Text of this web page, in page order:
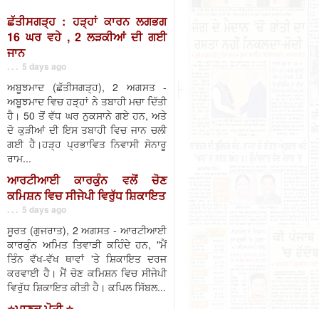
ਛੱਤੀਸਗੜ੍ਹ : ਹੜ੍ਹਾਂ ਕਾਰਨ ਲਗਭਗ
16 ਘਰ ਵਹੇ , 2 ਲੜਕੀਆਂ ਦੀ ਗਈ
ਜਾਨ
. . . 5 days ago
ਅਬੂਝਮਾਦ (ਛੱਤੀਸਗੜ੍ਹ), 2 ਅਗਸਤ -
ਅਬੂਝਮਾਦ ਵਿਚ ਹੜ੍ਹਾਂ ਨੇ ਤਬਾਹੀ ਮਚਾ ਦਿੱਤੀ
ਹੈ। 50 ਤੋਂ ਵੱਧ ਘਰ ਨੁਕਸਾਨੇ ਗਏ ਹਨ, ਅਤੇ
ਦੋ ਕੁੜੀਆਂ ਦੀ ਇਸ ਤਬਾਹੀ ਵਿਚ ਜਾਨ ਚਲੀ
ਗਈ ਹੈ।ਹੜ੍ਹ ਪ੍ਰਭਾਵਿਤ ਨਿਵਾਸੀ ਸੋਨਾਰੂ
ਰਾਮ...
ਆਰਟੀਆਈ ਕਾਰਕੁੰਨ ਵਲੋਂ ਚੋਣ
ਕਮਿਸ਼ਨ ਵਿਚ ਸੀਜੇਪੀ ਵਿਰੁੱਧ ਸ਼ਿਕਾਇਤ
. . . 5 days ago
ਸੂਰਤ (ਗੁਜਰਾਤ), 2 ਅਗਸਤ - ਆਰਟੀਆਈ
ਕਾਰਕੁੰਨ ਅਮਿਤ ਤਿਵਾੜੀ ਕਹਿੰਦੇ ਹਨ, "ਮੈਂ
ਤਿੰਨ ਵੱਖ-ਵੱਖ ਥਾਵਾਂ 'ਤੇ ਸ਼ਿਕਾਇਤ ਦਰਜ
ਕਰਵਾਈ ਹੈ। ਮੈਂ ਚੋਣ ਕਮਿਸ਼ਨ ਵਿਚ ਸੀਜੇਪੀ
ਵਿਰੁੱਧ ਸ਼ਿਕਾਇਤ ਕੀਤੀ ਹੈ। ਕਪਿਲ ਸਿੱਬਲ...